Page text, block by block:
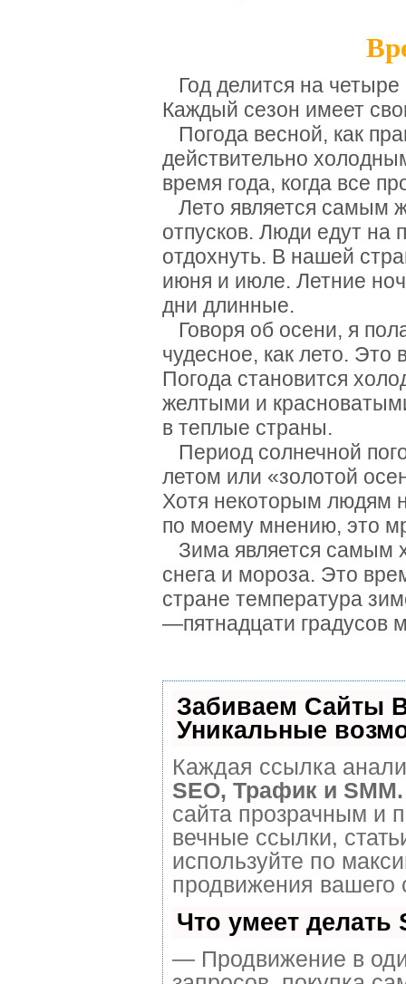
Год делится на
Каждый сезон имеет
Погода весной, как
действительно
время года, когда все
Лето является самым
отпусков. Люди едут на
отдохнуть. В нашей
июня и июле. Летние
дни длинные.
Говоря об осени, я
чудесное, как лето. Это
Погода становится
желтыми и
в теплые страны.
Период солнечной
летом или «золотой
Хотя некоторым людям
по моему мнению, это
Зима является самым
снега и мороза. Это
стране температура
—пятнадцати градусов
Забиваем Сайты
Уникальные
Каждая ссылка
SEO, Трафик и SMM.
сайта прозрачным и
вечные ссылки,
используйте по
продвижения вашего
Что умеет делать
— Продвижение в